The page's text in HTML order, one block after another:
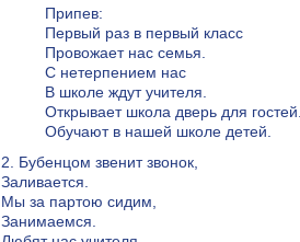
Припев:
Первый раз в первый класс
Провожает нас семья.
С нетерпением нас
В школе ждут учителя.
Открывает школа дверь для
Обучают в нашей школе детей.
2. Бубенцом звенит звонок,
Заливается.
Мы за партою сидим,
Занимаемся.